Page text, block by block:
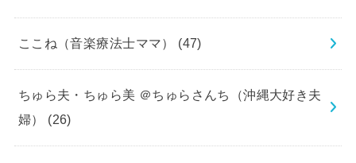
ここね（音楽療法士ママ） (47)
ちゅら夫・ちゅら美 ＠ちゅらさんち（沖縄大好き夫
婦） (26)